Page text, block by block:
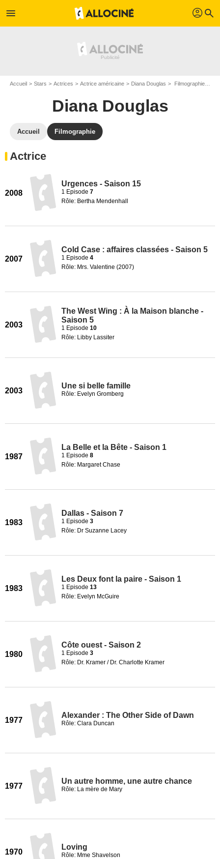
menu profil search
Accueil Stars Actrices Actrice américaine Diana Douglas Filmographie Diana Douglas
Diana Douglas
Accueil Filmographie
Actrice
2008
Urgences - Saison 15
1 Episode 7
Rôle: Bertha Mendenhall
2007
Cold Case : affaires classées - Saison 5
1 Episode 4
Rôle: Mrs. Valentine (2007)
2003
The West Wing : À la Maison blanche -
Saison 5
1 Episode 10
Rôle: Libby Lassiter
2003
Une si belle famille
Rôle: Evelyn Gromberg
1987
La Belle et la Bête - Saison 1
1 Episode 8
Rôle: Margaret Chase
1983
Dallas - Saison 7
1 Episode 3
Rôle: Dr Suzanne Lacey
1983
Les Deux font la paire - Saison 1
1 Episode 13
Rôle: Evelyn McGuire
1980
Côte ouest - Saison 2
1 Episode 3
Rôle: Dr. Kramer / Dr. Charlotte Kramer
1977
Alexander : The Other Side of Dawn
Rôle: Clara Duncan
1977
Un autre homme, une autre chance
Rôle: La mère de Mary
1970
Loving
Rôle: Mme Shavelson